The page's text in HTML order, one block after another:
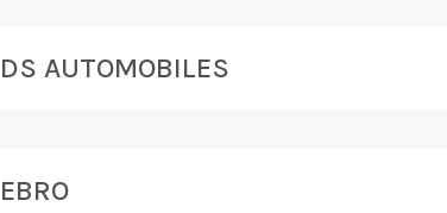
DS AUTOMOBILES
EBRO